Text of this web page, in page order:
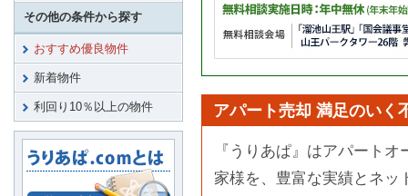
その他の条件から探す
おすすめ優良物件
新着物件
利回り10％以上の物件 アパート売却 満足のいく
『うりあぱ』はアパート
家様を、豊富な実績とネッ